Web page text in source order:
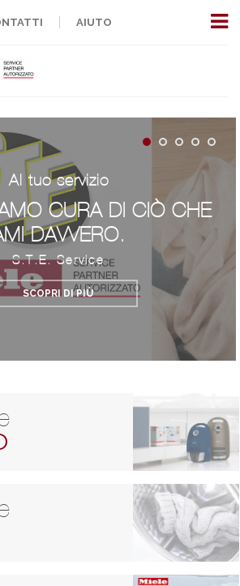
AIUTO
Al tuo servizio
CURA DI CIÒ CHE
DAVVERO.
S.T.E. Service
SCOPRI DI PIÙ